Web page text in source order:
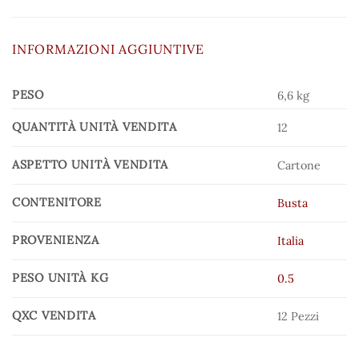
INFORMAZIONI AGGIUNTIVE
PESO 6,6 kg
QUANTITÀ UNITÀ VENDITA 12
ASPETTO UNITÀ VENDITA Cartone
CONTENITORE Busta
PROVENIENZA Italia
PESO UNITÀ KG 0.5
QXC VENDITA 12 Pezzi